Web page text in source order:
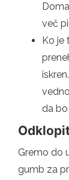
več
Ko je
da
Gremo do
gumb za